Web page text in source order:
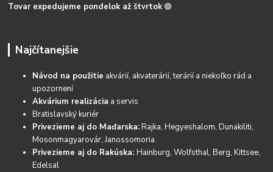
Tovar expedujeme pondelok až štvrtok 🟢
Najčítanejšie
Návod na použitie akvárií, akvaterárií, terárií a niekoľko rád a
upozornení
Akvárium realizácia a servis
Bratislavský kuriér
Privezieme aj do Maďarska:Rajka, Hegyeshalom, Dunakiliti,
Mosonmagyarovár, Janossomoria
Privezieme aj do Rakúska:Hainburg, Wolfsthal, Berg, Kittsee,
Edelsal